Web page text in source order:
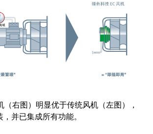
（右图）明显优于传统风机（左图），
并已集成所有功能。